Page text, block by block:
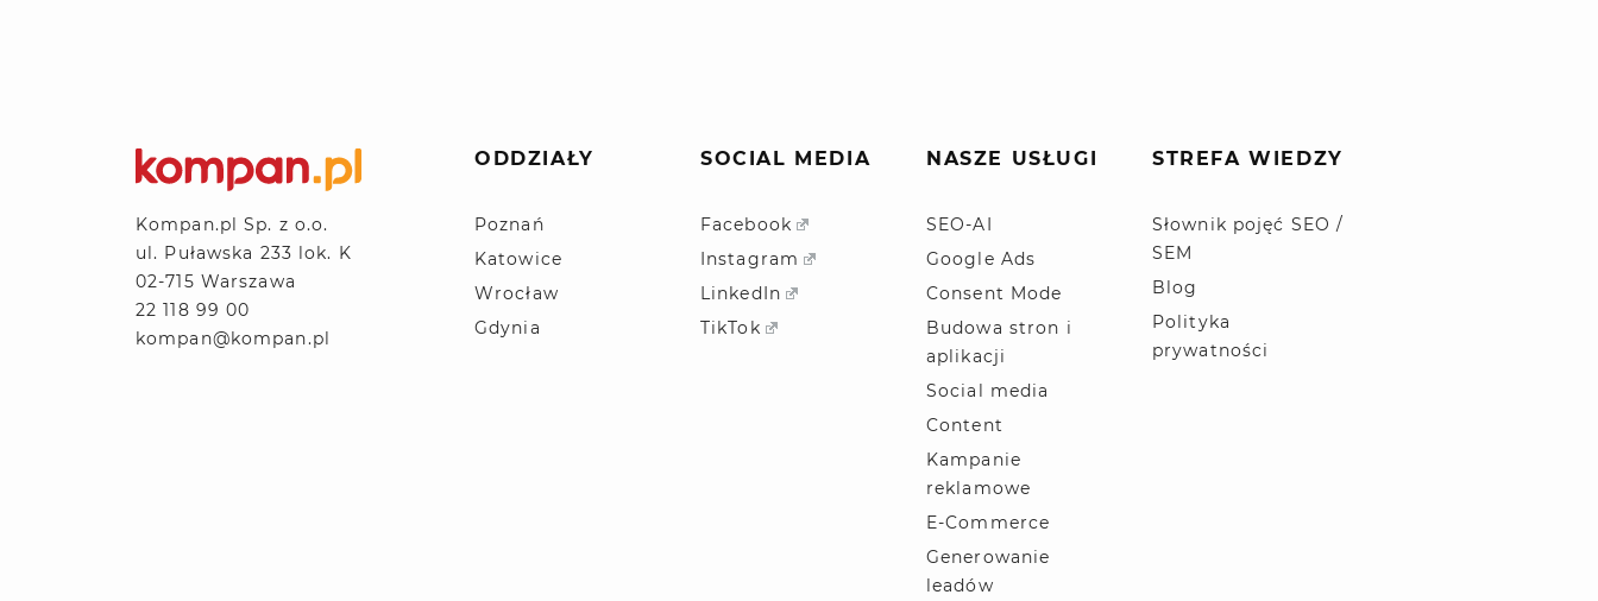
Kompan.pl Sp. z o.o.
ul. Puławska 233 lok. K
02-715 Warszawa
22 118 99 00
kompan@kompan.pl
ODDZIAŁY
Poznań
Katowice
Wrocław
Gdynia
SOCIAL MEDIA
Facebook
Instagram
LinkedIn
TikTok
NASZE USŁUGI
SEO-AI
Google Ads
Consent Mode
Budowa stron i
aplikacji
Social media
Content
Kampanie
reklamowe
E-Commerce
Generowanie
leadów
STREFA WIEDZY
Słownik pojęć SEO /
SEM
Blog
Polityka
prywatności